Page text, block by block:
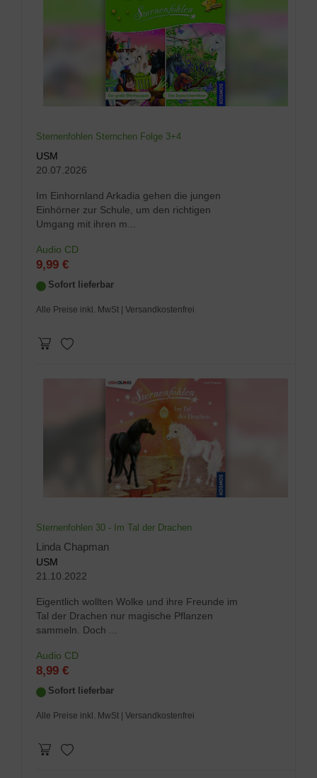
Sternenfohlen Sternchen Folge 3+4
USM
20.07.2026
Im Einhornland Arkadia gehen die jungen
Einhörner zur Schule, um den richtigen
Umgang mit ihren m...
Audio CD
9,99 €
Sofort lieferbar
Alle Preise inkl. MwSt | Versandkostenfrei
Sternenfohlen 30 - Im Tal der Drachen
Linda Chapman
USM
21.10.2022
Eigentlich wollten Wolke und ihre Freunde im
Tal der Drachen nur magische Pflanzen
sammeln. Doch ...
Audio CD
8,99 €
Sofort lieferbar
Alle Preise inkl. MwSt | Versandkostenfrei